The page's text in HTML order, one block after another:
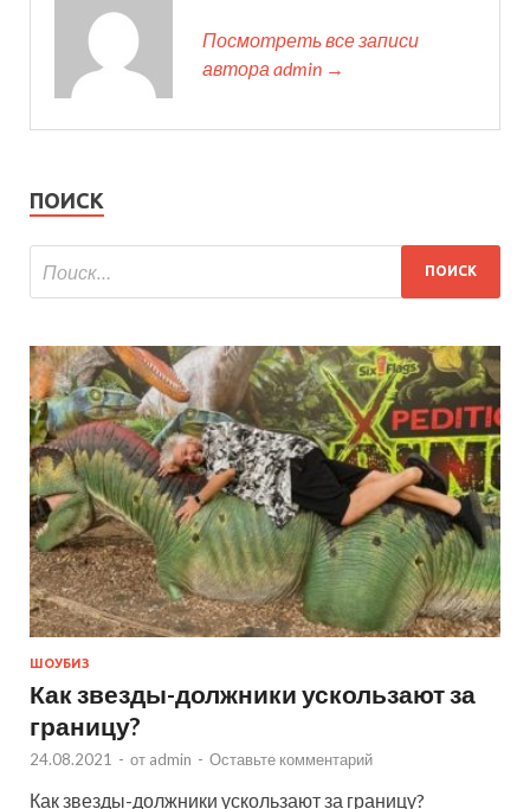
Посмотреть все записи
автора admin →
ПОИСК
ШОУБИЗ
Как звезды-должники ускользают за
границу?
24.08.2021 - от admin - Оставьте комментарий
Как звезды-должники ускользают за границу?